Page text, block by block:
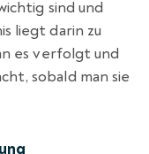
sind und
liegt darin zu
es verfolgt und
sobald man sie